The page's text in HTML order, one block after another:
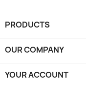
PRODUCTS
OUR COMPANY
YOUR ACCOUNT